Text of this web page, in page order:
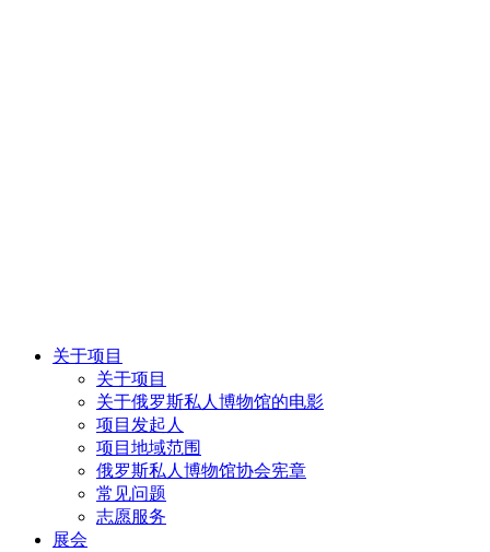
关于项目
关于项目
关于俄罗斯私人博物馆的电影
项目发起人
项目地域范围
俄罗斯私人博物馆协会宪章
常见问题
志愿服务
展会